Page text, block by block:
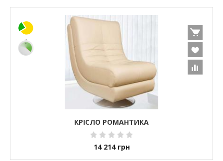
КРІСЛО РОМАНТИКА
14 214 грн